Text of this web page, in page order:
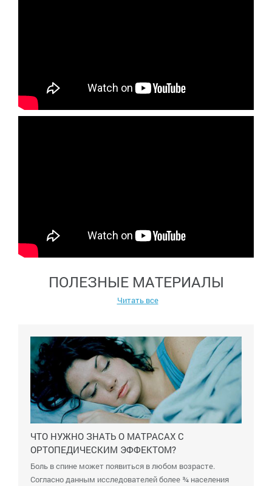
ПОЛЕЗНЫЕ МАТЕРИАЛЫ
Читать все
ЧТО НУЖНО ЗНАТЬ О МАТРАСАХ С
ОРТОПЕДИЧЕСКИМ ЭФФЕКТОМ?
Боль в спине может появиться в любом возрасте.
Согласно данным исследователей более ¾ населения